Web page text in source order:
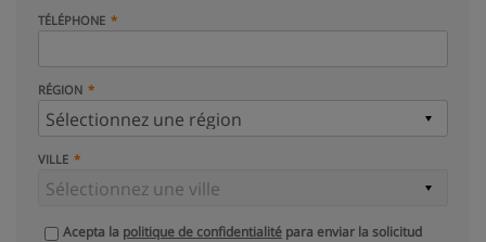
TÉLÉPHONE
RÉGION
VILLE
Acepta la politique de confidentialité para enviar la solicitud